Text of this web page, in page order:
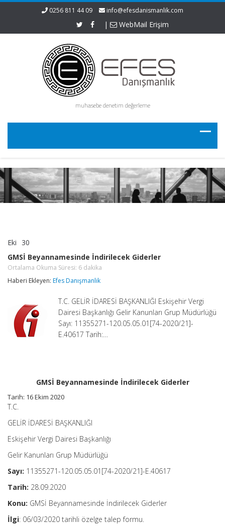
0256 811 44 09 info@efesdanismanlik.com
| WebMail Erişim
muhasebe denetim değerleme
Eki 30
İndirilecek
Giderler
Ortalama
Okuma
dakika
GMSİ Beyannamesinde İndirilecek Giderler
Ortalama Okuma Süresi: 6 dakika
Haberi Ekleyen: Efes Danışmanlık
T.C. GELİR İDARESİ BAŞKANLIĞI Eskişehir Vergi
Dairesi Başkanlığı Gelir Kanunları Grup Müdürlüğü
Sayı: 11355271-120.05.05.01[74-2020/21]-
E.40617 Tarih:…
GMSİ Beyannamesinde İndirilecek Giderler
Tarih: 16 Ekim 2020
T.C.
GELİR İDARESİ BAŞKANLIĞI
Eskişehir Vergi Dairesi Başkanlığı
Gelir Kanunları Grup Müdürlüğü
Sayı: 11355271-120.05.05.01[74-2020/21]-E.40617
Tarih: 28.09.2020
Konu: GMSİ Beyannamesinde İndirilecek Giderler
İlgi: 06/03/2020 tarihli özelge talep formu.